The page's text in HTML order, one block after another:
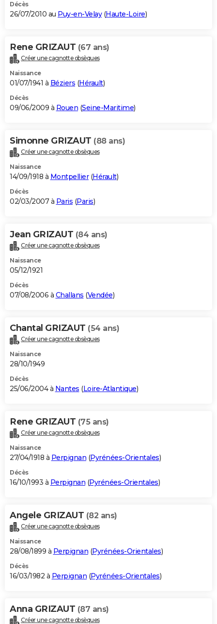
Décès
26/07/2010 au Puy-en-Velay(Haute-Loire)
Rene GRIZAUT (67 ans)
Créer une cagnotte obsèques
Naissance
01/07/1941 à Béziers (Hérault)
Décès
09/06/2009 à Rouen (Seine-Maritime)
Simonne GRIZAUT (88 ans)
Créer une cagnotte obsèques
Naissance
14/09/1918 à Montpellier(Hérault)
Décès
02/03/2007 à Paris (Paris)
Jean GRIZAUT (84 ans)
Créer une cagnotte obsèques
Naissance
05/12/1921
Décès
07/08/2006 à Challans (Vendée)
Chantal GRIZAUT (54 ans)
Créer une cagnotte obsèques
Naissance
28/10/1949
Décès
25/06/2004 à Nantes (Loire-Atlantique)
Rene GRIZAUT (75 ans)
Créer une cagnotte obsèques
Naissance
27/04/1918 à Perpignan (Pyrénées-Orientales)
Décès
16/10/1993 à Perpignan (Pyrénées-Orientales)
Angele GRIZAUT (82 ans)
Créer une cagnotte obsèques
Naissance
28/08/1899 à Perpignan (Pyrénées-Orientales)
Décès
16/03/1982 à Perpignan (Pyrénées-Orientales)
Anna GRIZAUT (87 ans)
Créer une cagnotte obsèques